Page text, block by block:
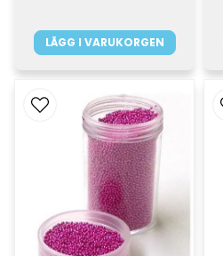
LÄGG I VARUKORGEN